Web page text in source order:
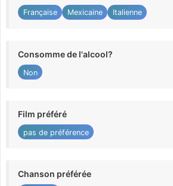
Française Mexicaine Italienne
Consomme de l'alcool?
Non
Film préféré
pas de préférence
Chanson préférée